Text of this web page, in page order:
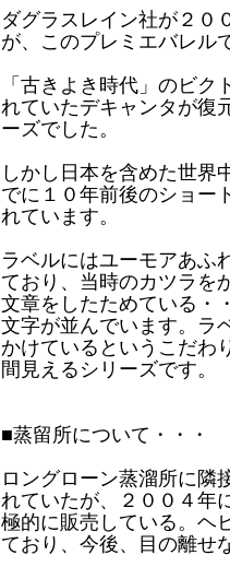
ダグラスレイン社が２０
が、このプレミエバレル
「古きよき時代」のビ
れていたデキャンタが復
ーズでした。
しかし日本を含めた世界
でに１０年前後のショー
れています。
ラベルにはユーモアあふ
ており、当時のカツラを
文章をしたためている・
文字が並んでいます。ラ
かけているというこだわ
間見えるシリーズです。
■蒸留所について・・・
ロングローン蒸溜所に隣
れていたが、２００４年
極的に販売している。ヘ
ており、今後、目の離せ